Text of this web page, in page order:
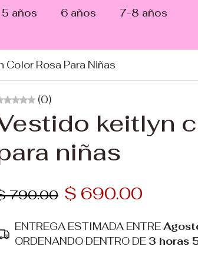
5 años 6 años
7-8 años
Color Rosa Para Niñas
(0)
keitlyn
niñas
790.00 $ 690.00
ENTREGA ESTIMADA ENTRE
ORDENANDO DENTRO DE 3 horas